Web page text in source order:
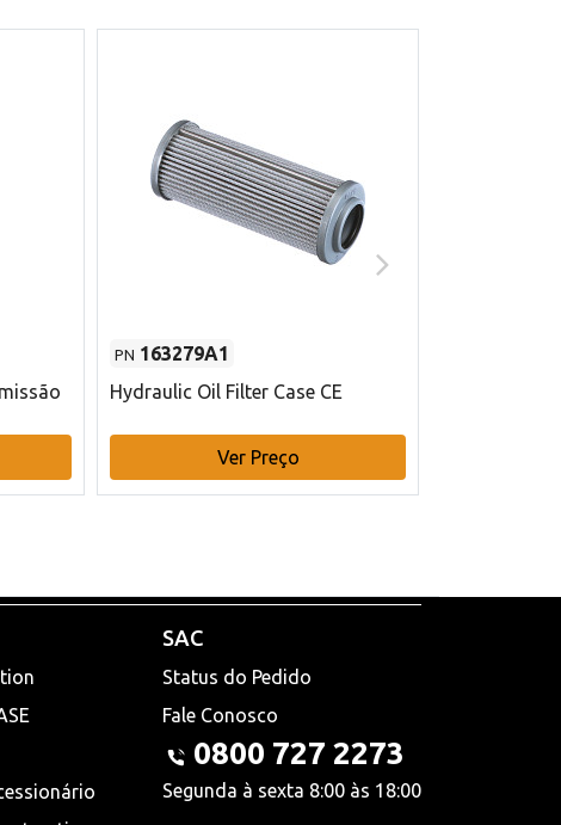
PN 163279A1
Hydraulic Oil Filter Case CE
Ver Preço
SAC
Status do Pedido
Fale Conosco
0800 727 2273
Segunda à sexta 8:00 às 18:00